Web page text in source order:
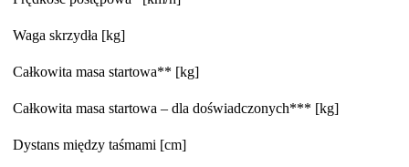
Waga skrzydła [kg]
Całkowita masa startowa** [kg]
Całkowita masa startowa – dla doświadczonych*** [kg]
Dystans między taśmami [cm]